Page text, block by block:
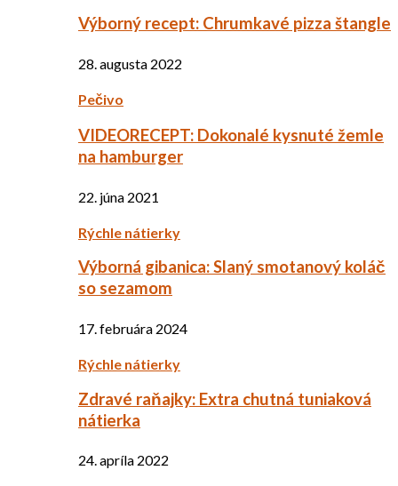
Výborný recept: Chrumkavé pizza štangle
28. augusta 2022
Pečivo
VIDEORECEPT: Dokonalé kysnuté žemle
na hamburger
22. júna 2021
Rýchle nátierky
Výborná gibanica: Slaný smotanový koláč
so sezamom
17. februára 2024
Rýchle nátierky
Zdravé raňajky: Extra chutná tuniaková
nátierka
24. apríla 2022